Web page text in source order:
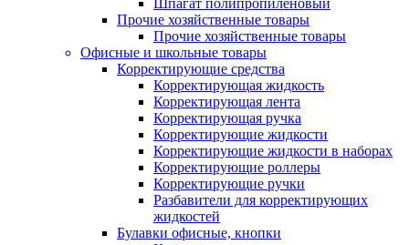
Шпагат полипропиленовый
Прочие хозяйственные товары
Прочие хозяйственные товары
Офисные и школьные товары
Корректирующие средства
Корректирующая жидкость
Корректирующая лента
Корректирующая ручка
Корректирующие жидкости
Корректирующие жидкости в наборах
Корректирующие роллеры
Корректирующие ручки
Разбавители для корректирующих
жидкостей
Булавки офисные, кнопки